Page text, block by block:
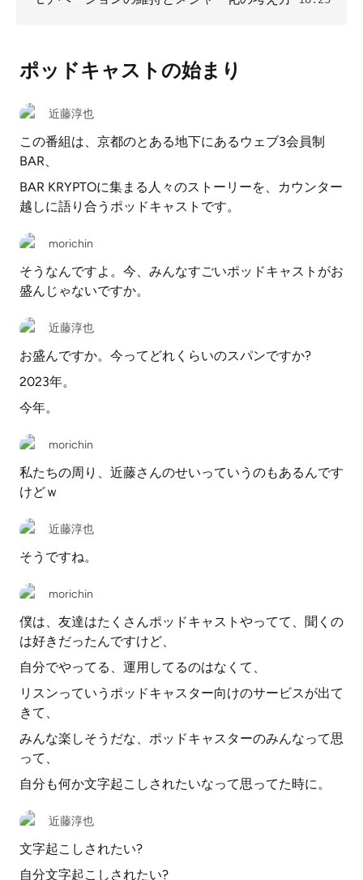
ポッドキャストの始まり
近藤淳也
この番組は、京都のとある地下にあるウェブ3会員制
BAR、
BAR KRYPTOに集まる人々のストーリーを、カウンター
越しに語り合うポッドキャストです。
morichin
そうなんですよ。今、みんなすごいポッドキャストがお
盛んじゃないですか。
近藤淳也
お盛んですか。今ってどれくらいのスパンですか?
2023年。
今年。
morichin
私たちの周り、近藤さんのせいっていうのもあるんです
けどｗ
近藤淳也
そうですね。
morichin
僕は、友達はたくさんポッドキャストやってて、聞くの
は好きだったんですけど、
自分でやってる、運用してるのはなくて、
リスンっていうポッドキャスター向けのサービスが出て
きて、
みんな楽しそうだな、ポッドキャスターのみんなって思
って、
自分も何か文字起こしされたいなって思ってた時に。
近藤淳也
文字起こしされたい?
自分文字起こしされたい?